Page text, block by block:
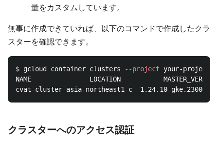
量をカスタムしています。
無事に作成できていれば、以下のコマンドで作成したクラ
スターを確認できます。
$ gcloud container clusters --project your-
NAME               LOCATION           MASTER_VERSION
クラスターへのアクセス認証